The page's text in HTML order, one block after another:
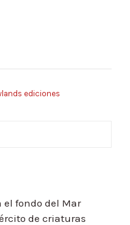
ediciones
fondo del Mar
de criaturas